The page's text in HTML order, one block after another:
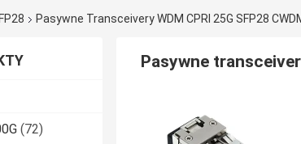
Pasywne Transceivery WDM CPRI 25G SFP28
(72)
Pasywne